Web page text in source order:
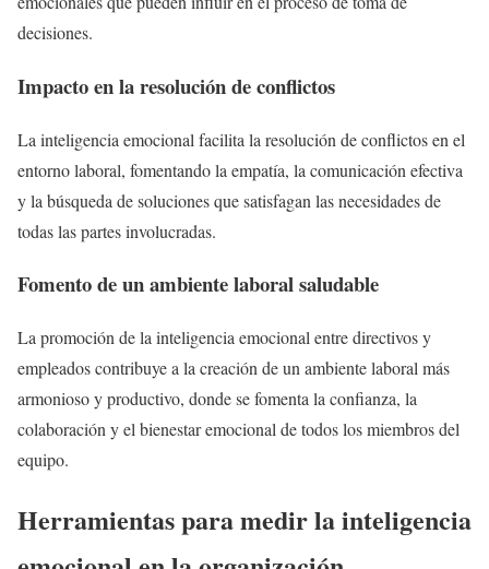
decisiones.
Impacto en la resolución de conflictos
La inteligencia emocional facilita la resolución de conflictos en el
entorno laboral, fomentando la empatía, la comunicación efectiva
y la búsqueda de soluciones que satisfagan las necesidades de
todas las partes involucradas.
Fomento de un ambiente laboral saludable
La promoción de la inteligencia emocional entre directivos y
empleados contribuye a la creación de un ambiente laboral más
armonioso y productivo, donde se fomenta la confianza, la
colaboración y el bienestar emocional de todos los miembros del
equipo.
Herramientas para medir la inteligencia